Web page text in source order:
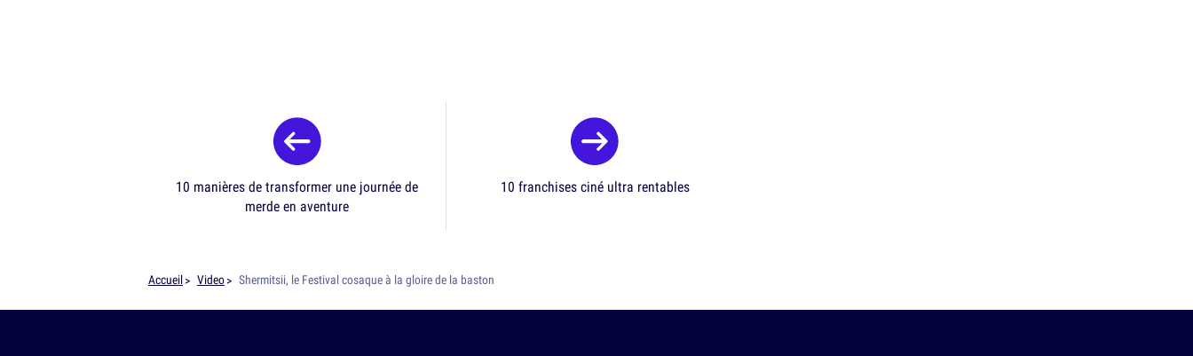
10 manières de transformer une journée de
merde en aventure
10 franchises ciné ultra rentables
Accueil Video Shermitsii, le Festival cosaque à la gloire de la baston